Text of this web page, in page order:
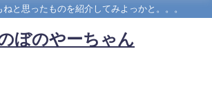
ねと思ったものを紹介してみよっかと。。。
ぼのやーちゃん